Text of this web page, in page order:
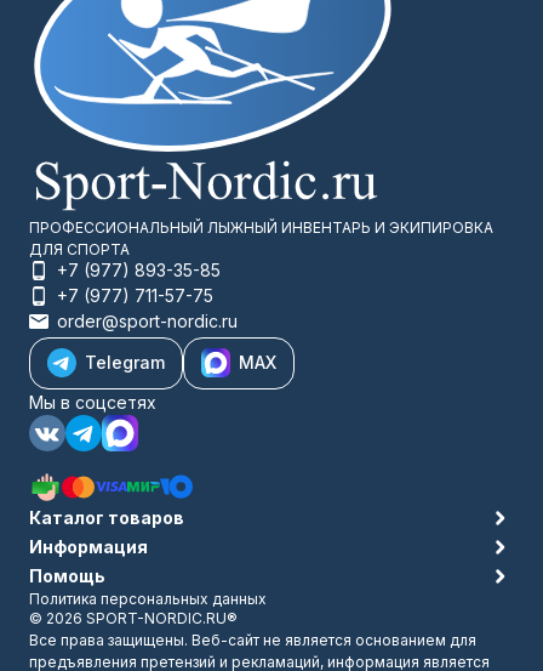
ПРОФЕССИОНАЛЬНЫЙ ЛЫЖНЫЙ ИНВЕНТАРЬ И ЭКИПИРОВКА
ДЛЯ СПОРТА
+7 (977) 893-35-85
+7 (977) 711-57-75
order@sport-nordic.ru
Telegram
MAX
Мы в соцсетях
Каталог товаров
Информация
Помощь
Политика персональных данных
© 2026 SPORT-NORDIC.RU®
Все права защищены. Веб-сайт не является основанием для
предъявления претензий и рекламаций, информация является